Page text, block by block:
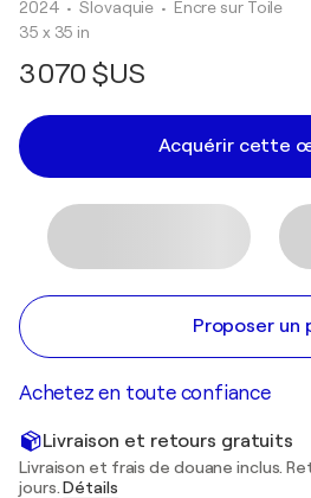
2024 • Slovaquie • Encre sur Toile
35 x 35 in
3 070 $US
Acquérir cette
Proposer un
Achetez en toute confiance
Livraison et retours gratuits
Livraison et frais de douane inclus.
jours.Détails